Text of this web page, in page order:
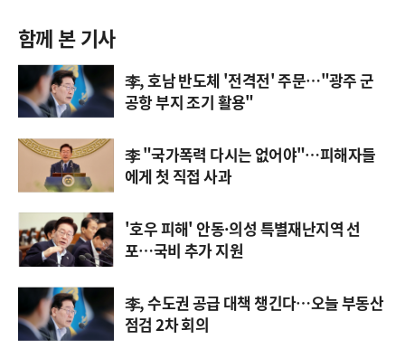
함께 본 기사
李, 호남 반도체 '전격전' 주문…"광주 군
공항 부지 조기 활용"
李 "국가폭력 다시는 없어야"…피해자들
에게 첫 직접 사과
'호우 피해' 안동·의성 특별재난지역 선
포…국비 추가 지원
李, 수도권 공급 대책 챙긴다…오늘 부동산
점검 2차 회의